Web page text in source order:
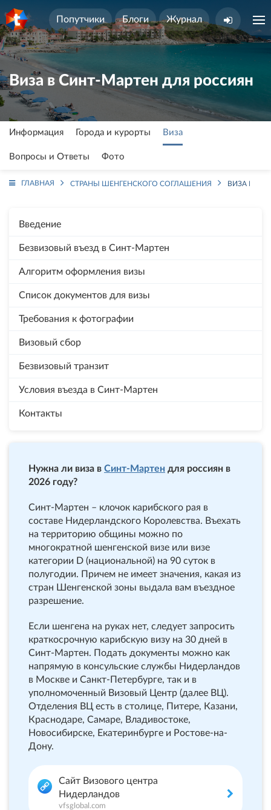
Попутчики Блоги Журнал
Виза в Синт-Мартен для россиян
Информация Города и курорты Виза
Вопросы и Ответы Фото
ГЛАВНАЯ СТРАНЫ ШЕНГЕНСКОГО СОГЛАШЕНИЯ ВИЗА В
Введение
Безвизовый въезд в Синт-Мартен
Алгоритм оформления визы
Список документов для визы
Требования к фотографии
Визовый сбор
Безвизовый транзит
Условия въезда в Синт-Мартен
Контакты
Нужна ли виза в Синт-Мартен для россиян в
2026 году?
Синт-Мартен – клочок карибского рая в
составе Нидерландского Королевства. Въехать
на территорию общины можно по
многократной шенгенской визе или визе
категории D (национальной) на 90 суток в
полугодии. Причем не имеет значения, какая из
стран Шенгенской зоны выдала вам въездное
разрешение.
Если шенгена на руках нет, следует запросить
краткосрочную карибскую визу на 30 дней в
Синт-Мартен. Подать документы можно как
напрямую в консульские службы Нидерландов
в Москве и Санкт-Петербурге, так и в
уполномоченный Визовый Центр (далее ВЦ).
Отделения ВЦ есть в столице, Питере, Казани,
Краснодаре, Самаре, Владивостоке,
Новосибирске, Екатеринбурге и Ростове-на-
Дону.
Сайт Визового центра
Нидерландов
vfsglobal.com